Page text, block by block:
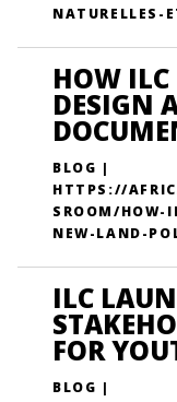
NATURELLES-
HOW ILC
DESIGN
BLOG |
HTTPS://
SROOM/HOW-
NEW-LAND-
ILC
FOR
BLOG |